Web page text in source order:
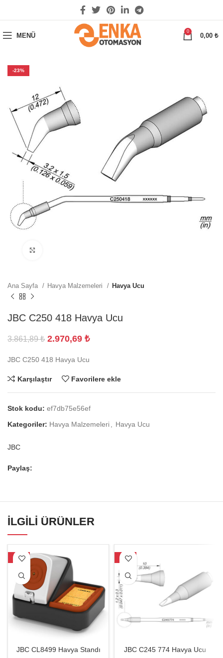
MENÜ
0
0,00 ₺
-23%
Ana Sayfa Havya Malzemeleri Havya Ucu
JBC C250 418 Havya Ucu
3.861,89₺ 2.970,69 ₺
JBC C250 418 Havya Ucu
Karşılaştır Favorilere ekle
Stok kodu: ef7db75e56ef
Kategoriler: Havya Malzemeleri Havya Ucu
JBC
Paylaş:
İLGILI ÜRÜNLER
-25%
JBC CL8499 Havya Standı
-27%
JBC C245 774 Havya Ucu